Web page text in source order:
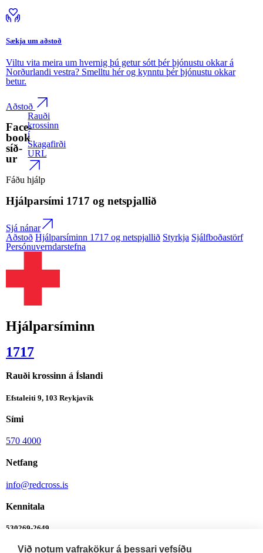
Sækja um aðstoð
Viltu vita meira um hvernig þú getur sótt þér þjónustu okkar á
Norðurlandi vestra? Smelltu hér og kynntu þér þjónustu okkar
betur.
Aðstoð
Face­
book
síð­
ur
Rauði
krossinn
í
Skagafirði
URL
Fáðu hjálp
Hjálparsími 1717 og netspjallið
Sjá nánar
Aðstoð Hjálparsíminn 1717 og netspjallið Styrkja Sjálfboðastörf
Persónuverndarstefna
Hjálparsíminn
1717
Rauði krossinn á Íslandi
Efstaleiti 9, 103 Reykjavík
Sími
570 4000
Netfang
info@redcross.is
Kennitala
530269-2649
Bankanúmer
Við notum vafrakökur á þessari vefsíðu